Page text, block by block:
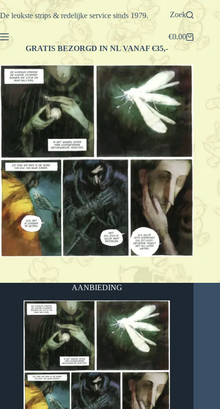
Ga
naar
De leukste strips & redelijke service sinds 1979. Zoek
Winkelwagen
€0.00
GRATIS BEZORGD IN NL VANAF €35,-
AANBIEDING